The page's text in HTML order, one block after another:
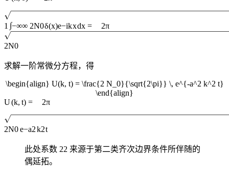
1 ∫−∞∞ 2N0δ(x)e−ikxdx = 2π
2N0
求解一阶常微分方程，得
\begin{align} U(k, t) = \frac{2 N_0}{\sqrt{2\pi}} \, e^{-a^2 k^2 t}
\end{align}
U(k, t) = 2π
2N0 e−a2k2t
此处系数 22 来源于第二类齐次边界条件所伴随的
偶延拓。